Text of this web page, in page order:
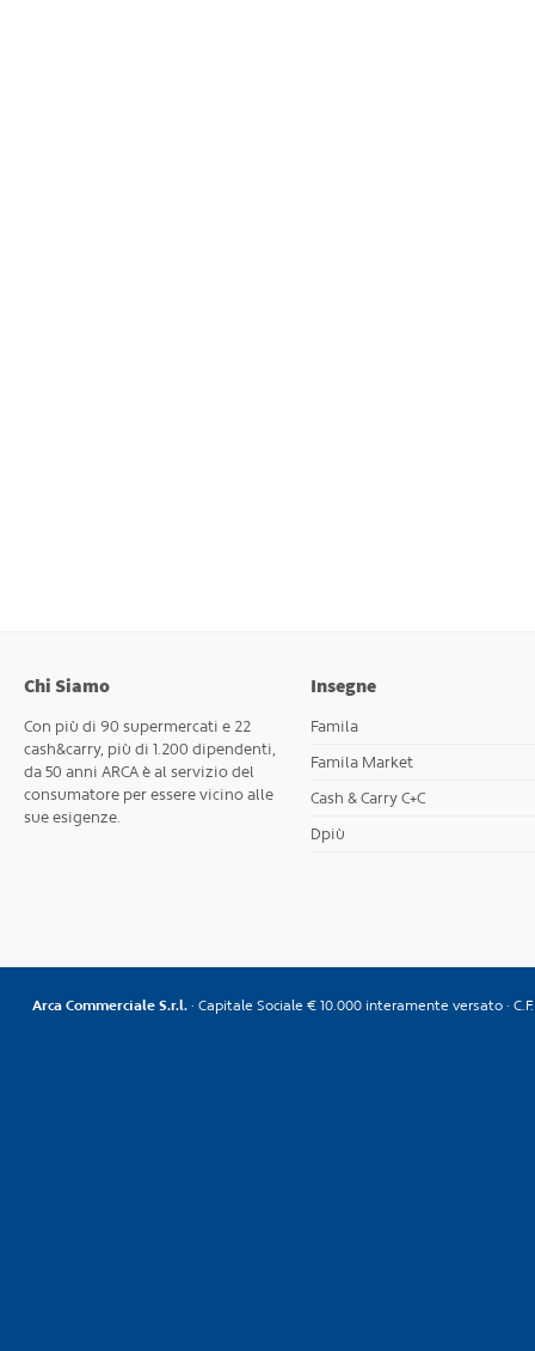
Chi Siamo
Con più di 90 supermercati e 22
cash&carry, più di 1.200 dipendenti,
da 50 anni ARCA è al servizio del
consumatore per essere vicino alle
sue esigenze.
Insegne
Famila
Famila Market
Cash & Carry C+C
Dpiù
Arca Commerciale S.r.l. · Capitale Sociale € 10.000 interamente versato ·